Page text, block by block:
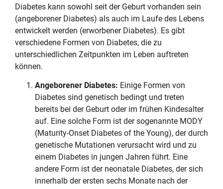
Diabetes kann sowohl seit der Geburt vorhanden sein
(angeborener Diabetes) als auch im Laufe des Lebens
entwickelt werden (erworbener Diabetes). Es gibt
verschiedene Formen von Diabetes, die zu
unterschiedlichen Zeitpunkten im Leben auftreten
können.
Angeborener Diabetes: Einige Formen von
Diabetes sind genetisch bedingt und treten
bereits bei der Geburt oder im frühen Kindesalter
auf. Eine solche Form ist der sogenannte MODY
(Maturity-Onset Diabetes of the Young), der durch
genetische Mutationen verursacht wird und zu
einem Diabetes in jungen Jahren führt. Eine
andere Form ist der neonatale Diabetes, der sich
innerhalb der ersten sechs Monate nach der